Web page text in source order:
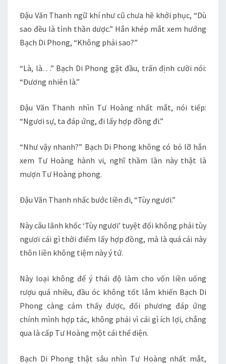
Đậu Văn Thanh ngữ khí như cũ chưa hề khởi phục, “Dù
sao đều là tỉnh thần dược.” Hắn khép mắt xem hướng
Bạch Di Phong, “Không phải sao?”
“Là, là. . .” Bạch Di Phong gật đầu, trấn định cười nói:
“Đương nhiên là.”
Đậu Văn Thanh nhìn Tư Hoàng nhất mắt, nói tiếp:
“Ngươi sự, ta đáp ứng, đi lấy hợp đồng đi.”
“Như vậy nhanh?” Bạch Di Phong không có bỏ lỡ hắn
xem Tư Hoàng hành vi, nghĩ thầm lần này thật là
mượn Tư Hoàng phong.
Đậu Văn Thanh nhấc bước liền đi, “Tùy ngươi.”
Này câu lãnh khốc ‘Tùy ngươi’ tuyệt đối không phải tùy
ngươi cái gì thời điểm lấy hợp đồng, mà là quá cái này
thôn liền không tiệm này ý tứ.
Này loại không để ý thái độ làm cho vốn liền uống
rượu quá nhiều, đầu óc không tốt lắm khiến Bạch Di
Phong càng cảm thấy được, đối phương đáp ứng
chính mình hợp tác, không phải vì cái gì ích lợi, chẳng
qua là cấp Tư Hoàng một cái thể diện.
Bạch Di Phong thật sâu nhìn Tư Hoàng nhất mắt,